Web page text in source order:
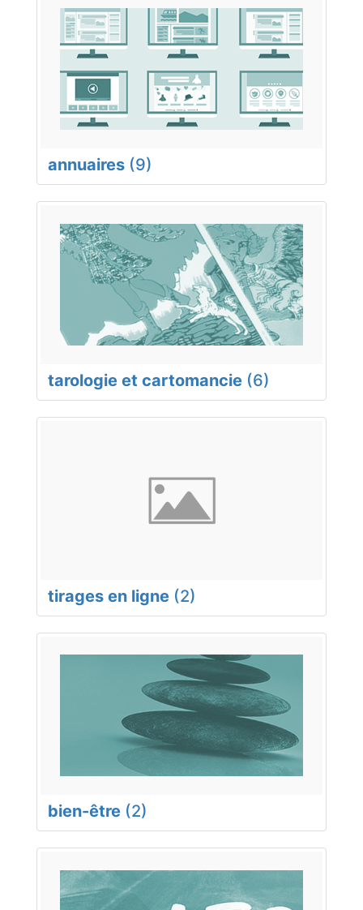
annuaires (9)
tarologie et cartomancie (6)
tirages en ligne (2)
bien-être (2)